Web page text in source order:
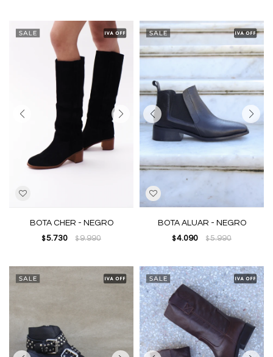
BOTA CHER - NEGRO
$ 5.730 $9.990
BOTA ALUAR - NEGRO
$ 4.090 $5.990